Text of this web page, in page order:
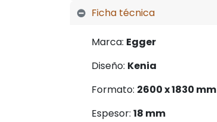
Ficha técnica
Marca: Egger
Diseño: Kenia
Formato: 2600 x 1830 mm
Espesor: 18 mm